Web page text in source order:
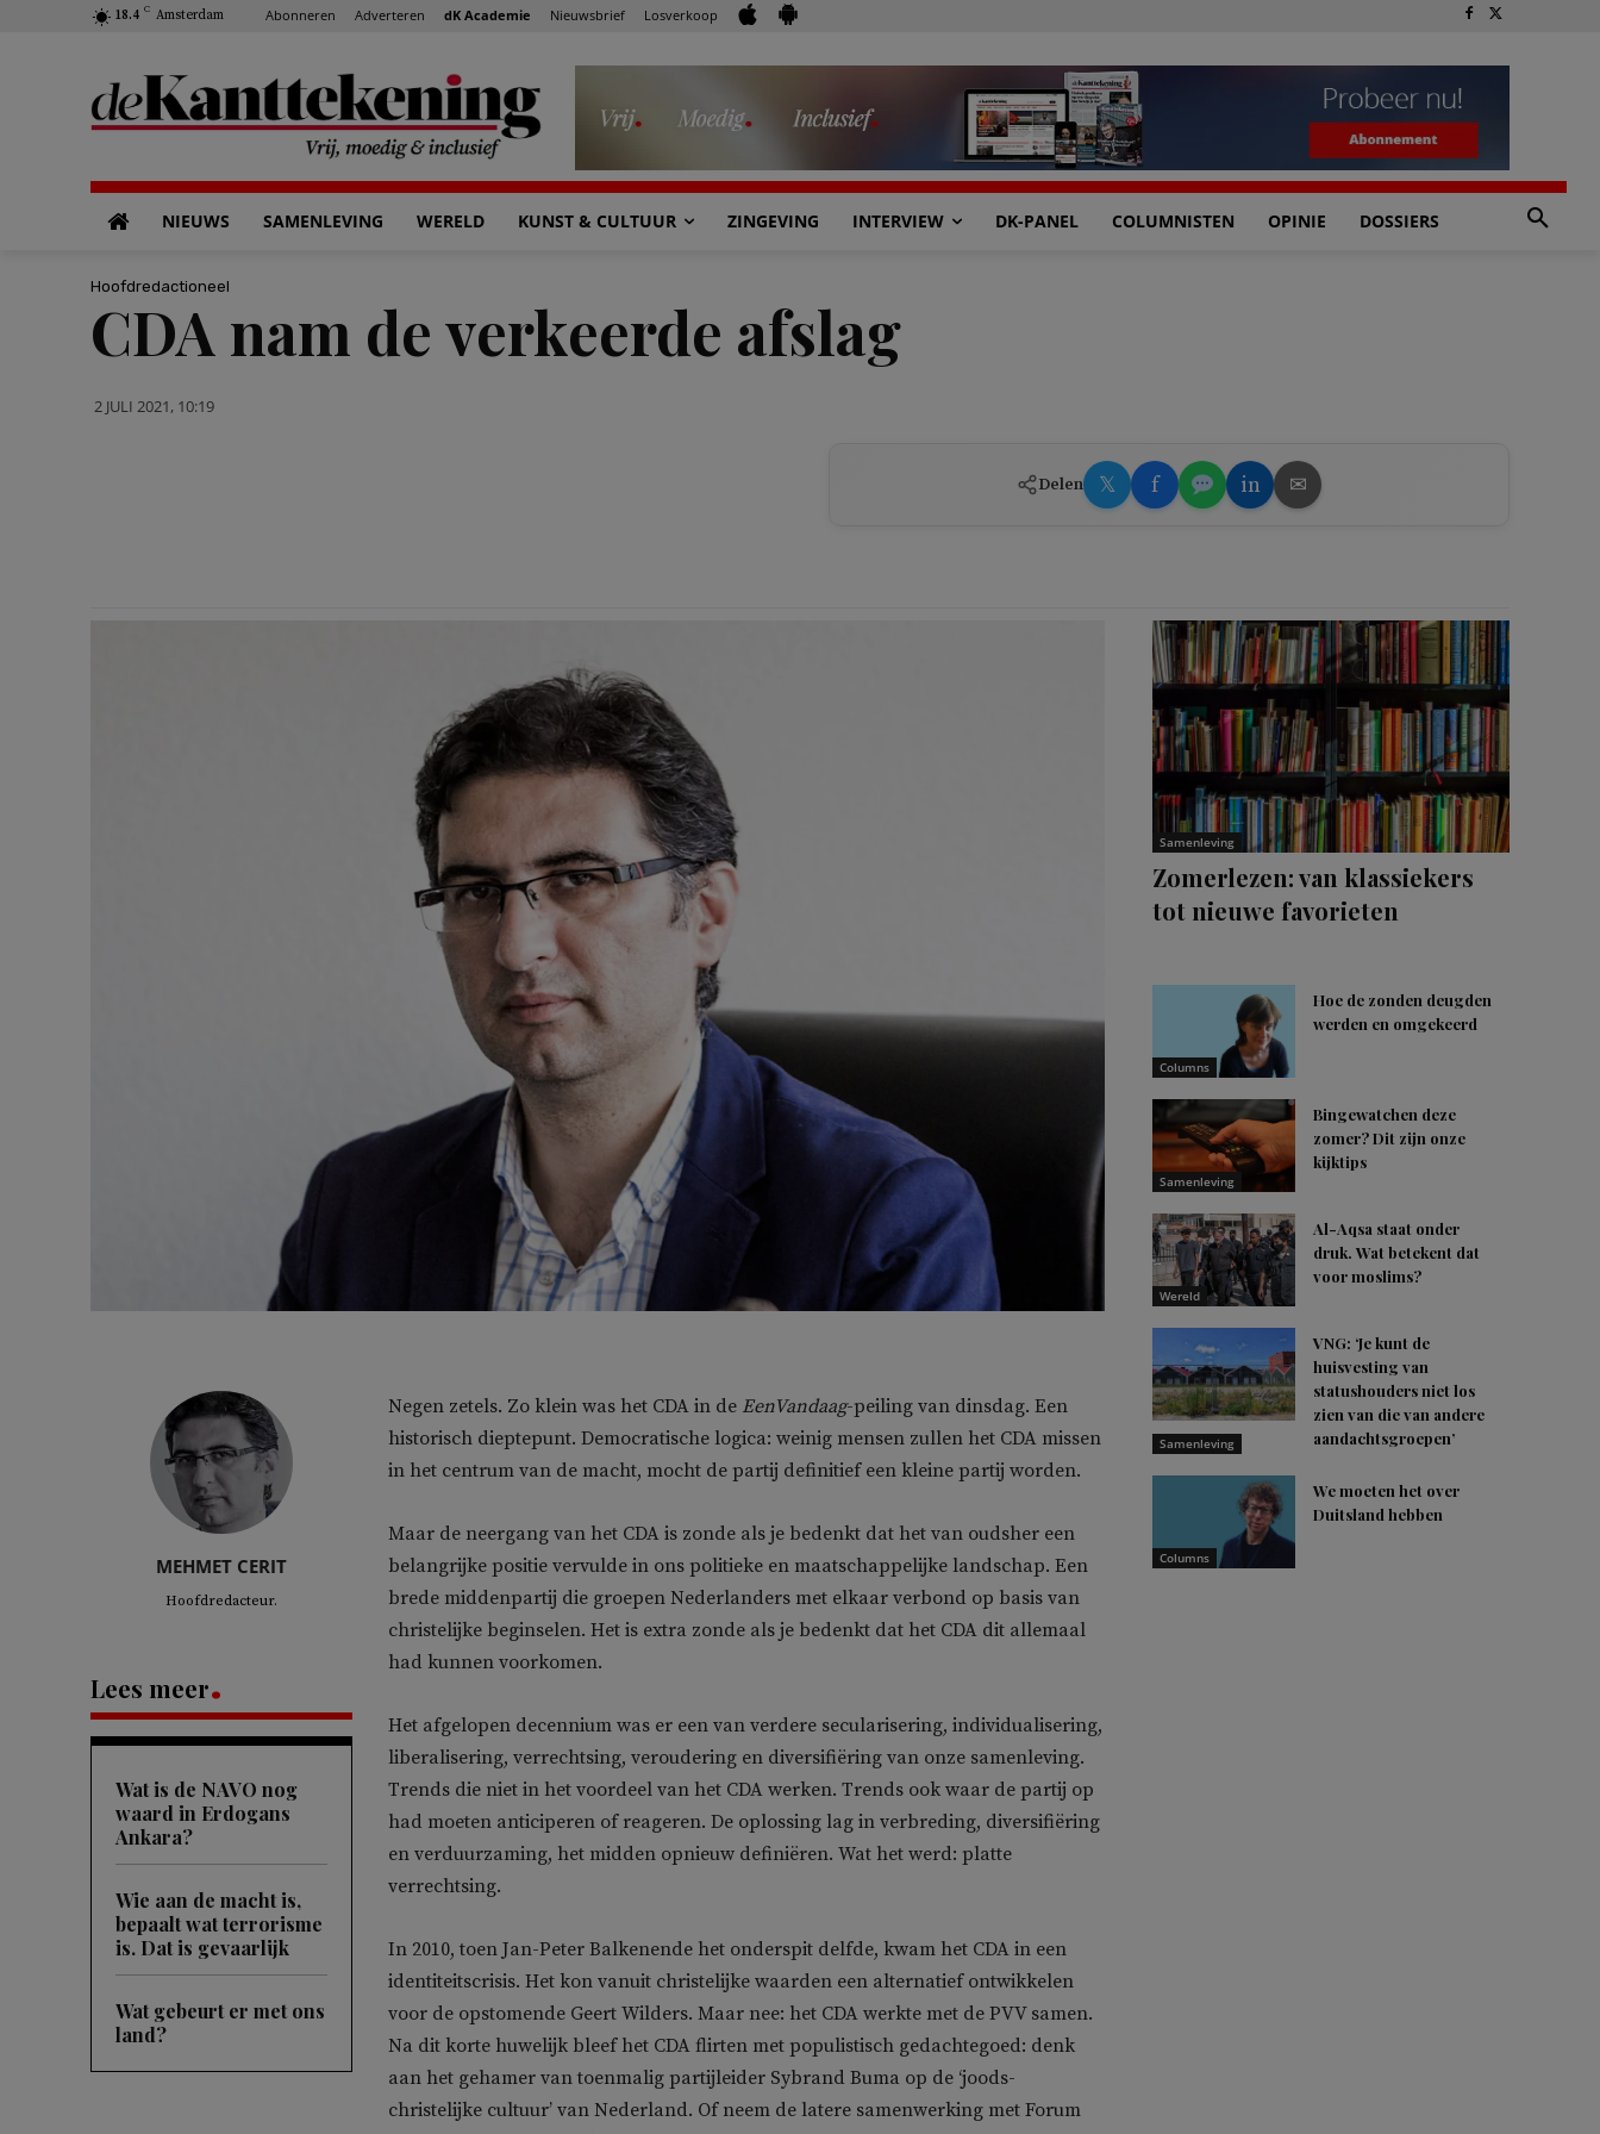
18.4 C Amsterdam Abonneren Adverteren dK Academie Nieuwsbrief Losverkoop
NIEUWS SAMENLEVING WERELD KUNST & CULTUUR ZINGEVING INTERVIEW DK-PANEL COLUMNISTEN OPINIE DOSSIERS
Hoofdredactioneel
CDA nam de verkeerde afslag
2 JULI 2021, 10:19
Delen 𝕏 f in ✉
MEHMET CERIT
Hoofdredacteur.
Lees meer
Wat is de NAVO nog
waard in Erdogans
Ankara?
Wie aan de macht is,
bepaalt wat terrorisme
is. Dat is gevaarlijk
Wat gebeurt er met ons
land?
Negen zetels. Zo klein was het CDA in de EenVandaag-peiling van dinsdag. Een
historisch dieptepunt. Democratische logica: weinig mensen zullen het CDA missen
in het centrum van de macht, mocht de partij definitief een kleine partij worden.
Maar de neergang van het CDA is zonde als je bedenkt dat het van oudsher een
belangrijke positie vervulde in ons politieke en maatschappelijke landschap. Een
brede middenpartij die groepen Nederlanders met elkaar verbond op basis van
christelijke beginselen. Het is extra zonde als je bedenkt dat het CDA dit allemaal
had kunnen voorkomen.
Het afgelopen decennium was er een van verdere secularisering, individualisering,
liberalisering, verrechtsing, veroudering en diversifiëring van onze samenleving.
Trends die niet in het voordeel van het CDA werken. Trends ook waar de partij op
had moeten anticiperen of reageren. De oplossing lag in verbreding, diversifiëring
en verduurzaming, het midden opnieuw definiëren. Wat het werd: platte
verrechtsing.
In 2010, toen Jan-Peter Balkenende het onderspit delfde, kwam het CDA in een
identiteitscrisis. Het kon vanuit christelijke waarden een alternatief ontwikkelen
voor de opstomende Geert Wilders. Maar nee: het CDA werkte met de PVV samen.
Na dit korte huwelijk bleef het CDA flirten met populistisch gedachtegoed: denk
aan het gehamer van toenmalig partijleider Sybrand Buma op de ‘joods-
christelijke cultuur’ van Nederland. Of neem de latere samenwerking met Forum
Samenleving
Zomerlezen: van klassiekers
tot nieuwe favorieten
Columns
Hoe de zonden deugden
werden en omgekeerd
Samenleving
Bingewatchen deze
zomer? Dit zijn onze
kijktips
Wereld
Al-Aqsa staat onder
druk. Wat betekent dat
voor moslims?
Samenleving
VNG: ‘Je kunt de
huisvesting van
statushouders niet los
zien van die van andere
aandachtsgroepen’
Columns
We moeten het over
Duitsland hebben